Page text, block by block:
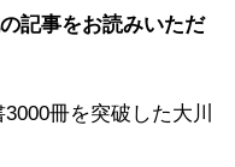
記事をお読みいただ
冊を突破した大川